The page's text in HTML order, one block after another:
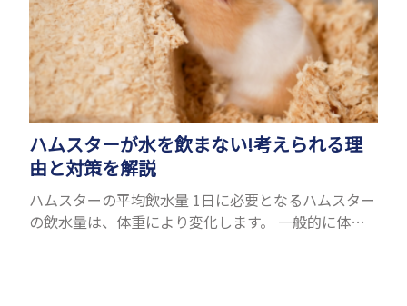
ハムスターが水を飲まない!考えられる理
由と対策を解説
ハムスターの平均飲水量 1日に必要となるハムスター
の飲水量は、体重により変化します。 一般的に体重